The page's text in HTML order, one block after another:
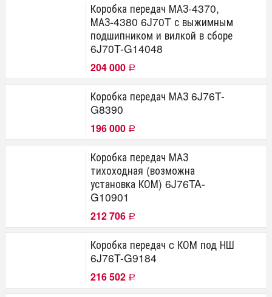
Коробка передач МАЗ-4370,
МАЗ-4380 6J70T с выжимным
подшипником и вилкой в сборе
6J70T-G14048
204 000 Р
Коробка передач МАЗ 6J76T-
G8390
196 000 Р
Коробка передач МАЗ
тихоходная (возможна
установка КОМ) 6J76TA-
G10901
212 706 Р
Коробка передач c КОМ под НШ
6J76T-G9184
216 502 Р